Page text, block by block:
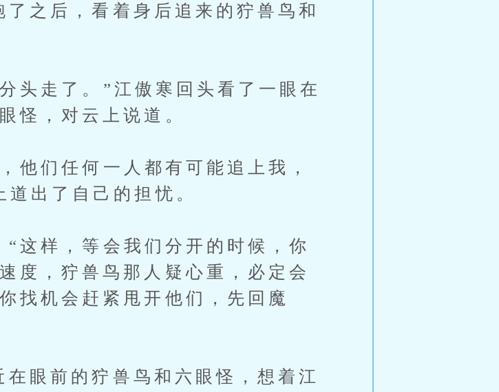
之后，看着身后追来的狞兽鸟和
走了。”江傲寒回头看了一眼在
怪，对云上说道。
们任何一人都有可能追上我，
出了自己的担忧。
样，等会我们分开的时候，你
度，狞兽鸟那人疑心重，必定会
找机会赶紧甩开他们，先回魔
眼前的狞兽鸟和六眼怪，想着江